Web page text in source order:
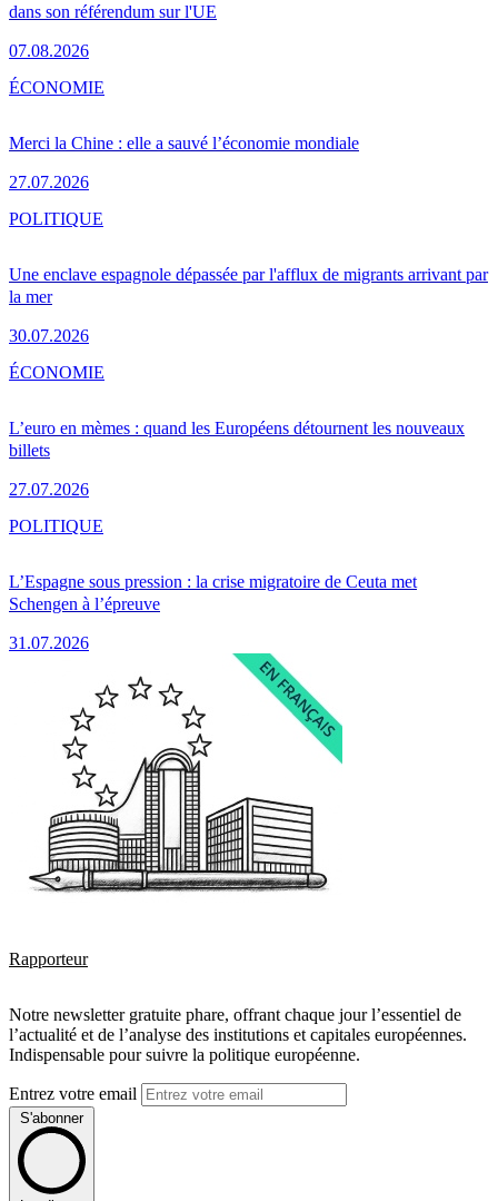
dans son référendum sur l'UE
07.08.2026
Merci la Chine : elle a sauvé l’économie mondiale
27.07.2026
ÉCONOMIE
Une enclave espagnole dépassée par l'afflux de migrants arrivant par
la mer
30.07.2026
POLITIQUE
L’euro en mèmes : quand les Européens détournent les nouveaux
billets
27.07.2026
ÉCONOMIE
L’Espagne sous pression : la crise migratoire de Ceuta met
Schengen à l’épreuve
31.07.2026
POLITIQUE
Rapporteur
Notre newsletter gratuite phare, offrant chaque jour l’essentiel de
l’actualité et de l’analyse des institutions et capitales européennes.
Indispensable pour suivre la politique européenne.
Entrez votre email
S'abonner